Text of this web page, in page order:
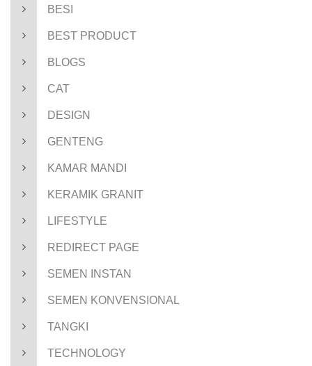
BESI
BEST PRODUCT
BLOGS
CAT
DESIGN
GENTENG
KAMAR MANDI
KERAMIK GRANIT
LIFESTYLE
REDIRECT PAGE
SEMEN INSTAN
SEMEN KONVENSIONAL
TANGKI
TECHNOLOGY